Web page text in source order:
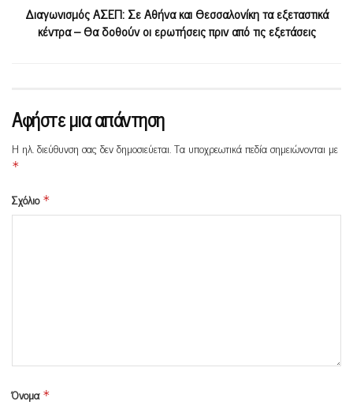
Διαγωνισμός ΑΣΕΠ: Σε Αθήνα και Θεσσαλονίκη τα εξεταστικά
κέντρα – Θα δοθούν οι ερωτήσεις πριν από τις εξετάσεις
Αφήστε μια απάντηση
Η ηλ. διεύθυνση σας δεν δημοσιεύεται.Τα υποχρεωτικά πεδία σημειώνονται με
*
Σχόλιο *
Όνομα *